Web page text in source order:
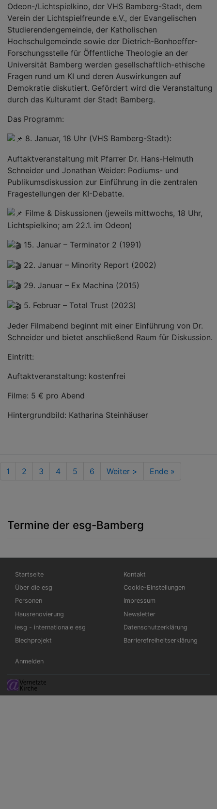
Odeon-/Lichtspielkino, der VHS Bamberg-Stadt, dem
Verein der Lichtspielfreunde e.V., der Evangelischen
Studierendengemeinde, der Katholischen
Hochschulgemeinde sowie der Dietrich-Bonhoeffer-
Forschungsstelle für Öffentliche Theologie an der
Universität Bamberg werden gesellschaftlich-ethische
Fragen rund um KI und deren Auswirkungen auf
Demokratie diskutiert. Gefördert wird die Veranstaltung
durch das Kulturamt der Stadt Bamberg.
Das Programm:
8. Januar, 18 Uhr (VHS Bamberg-Stadt):
Auftaktveranstaltung mit Pfarrer Dr. Hans-Helmuth
Schneider und Jonathan Weider: Podiums- und
Publikumsdiskussion zur Einführung in die zentralen
Fragestellungen der KI-Debatte.
Filme & Diskussionen (jeweils mittwochs, 18 Uhr,
Lichtspielkino; am 22.1. im Odeon)
15. Januar – Terminator 2 (1991)
22. Januar – Minority Report (2002)
29. Januar – Ex Machina (2015)
5. Februar – Total Trust (2023)
Jeder Filmabend beginnt mit einer Einführung von Dr.
Schneider und bietet anschließend Raum für Diskussion.
Eintritt:
Auftaktveranstaltung: kostenfrei
Filme: 5 € pro Abend
Hintergrundbild: Katharina Steinhäuser
Seitennummerierung
Aktuelle
1 Seite
2 Seite
3 Seite
4 Seite
5 Seite
6
Nächste
Weiter >
Last
Ende »
Termine der esg-Bamberg
Hauptnavigation
Startseite
Über die esg
Personen
Hausrenovierung
iesg - internationale esg
Blechprojekt
Fußbereichsmenü
Kontakt
Cookie-Einstellungen
Impressum
Newsletter
Datenschutzerklärung
Barrierefreiheitserklärung
Benutzermenü
Anmelden